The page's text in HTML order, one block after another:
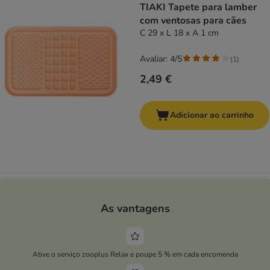
TIAKI Tapete para lamber
com ventosas para cães
C 29 x L 18 x A 1 cm
2,49 €
Avaliar: 4/5 (1)
Adicionar ao carrinho
As vantagens
Ative o serviço zooplus Relax e poupe 5 % em cada encomenda